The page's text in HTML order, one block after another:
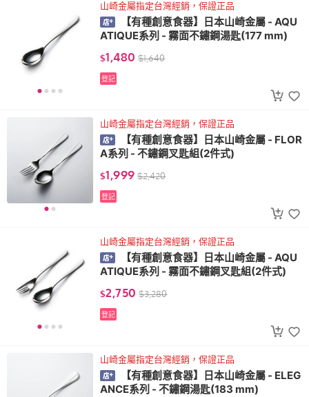
山崎金屬指定台灣經銷，保證正品
【有種創意食器】日本山崎金屬 - AQU
ATIQUE系列 - 霧面不鏽鋼湯匙(177 mm)
$1,480 $1,640
登記
山崎金屬指定台灣經銷，保證正品
【有種創意食器】日本山崎金屬 - FLOR
A系列 - 不鏽鋼叉匙組(2件式)
$1,999 $2,420
登記
山崎金屬指定台灣經銷，保證正品
【有種創意食器】日本山崎金屬 - AQU
ATIQUE系列 - 霧面不鏽鋼叉匙組(2件式)
$2,750 $3,280
登記
山崎金屬指定台灣經銷，保證正品
【有種創意食器】日本山崎金屬 - ELEG
ANCE系列 - 不鏽鋼湯匙(183 mm)